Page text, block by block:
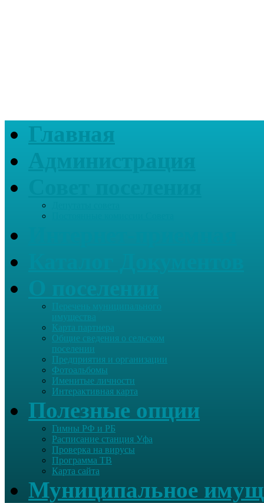
Главная
Перечень муниципального
имущества
Карта партнера
Общие сведения о сельском
поселении
Предприятия и организации
Фотоальбомы
Именитые личности
Интерактивная карта
Полезные опции
Гимны РФ и РБ
Расписание станция Уфа
Проверка на вирусы
Программа ТВ
Карта сайта
Муниципальное